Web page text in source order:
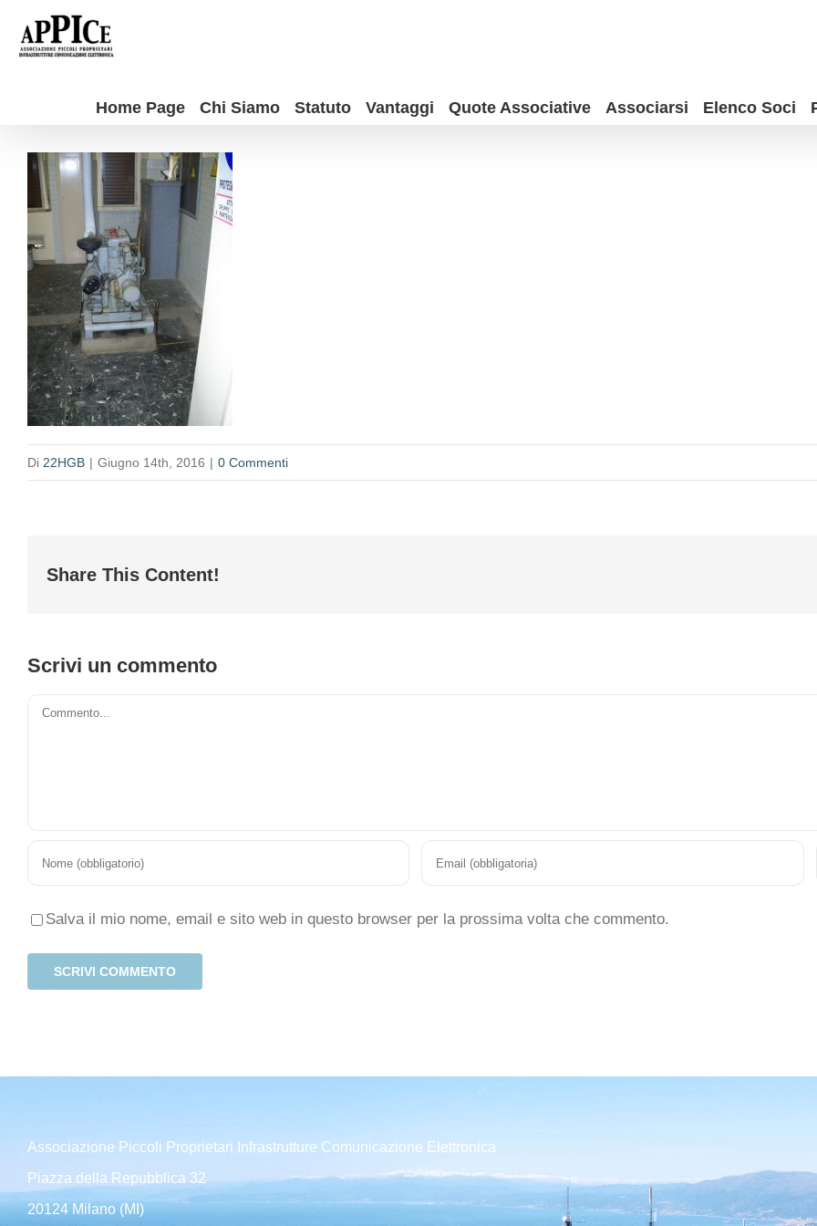
Home Page Chi Siamo Statuto Vantaggi Quote Associative Associarsi Elenco Soci
Di 22HGB | Giugno 14th, 2016 | 0 Commenti
Share This Content!
Scrivi un commento
Commento
Salva il mio nome, email e sito web in questo browser per la prossima volta che commento.
Associazione Piccoli Proprietari Infrastrutture Comunicazione Elettronica
Piazza della Repubblica 32
20124 Milano (MI)